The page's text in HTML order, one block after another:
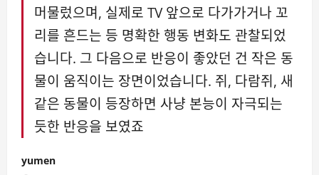
머물렀으며, 실제로 TV 앞으로 다가가거나 꼬
리를 흔드는 등 명확한 행동 변화도 관찰되었
습니다. 그 다음으로 반응이 좋았던 건 작은 동
물이 움직이는 장면이었습니다. 쥐, 다람쥐, 새
같은 동물이 등장하면 사냥 본능이 자극되는
듯한 반응을 보였죠
yumen